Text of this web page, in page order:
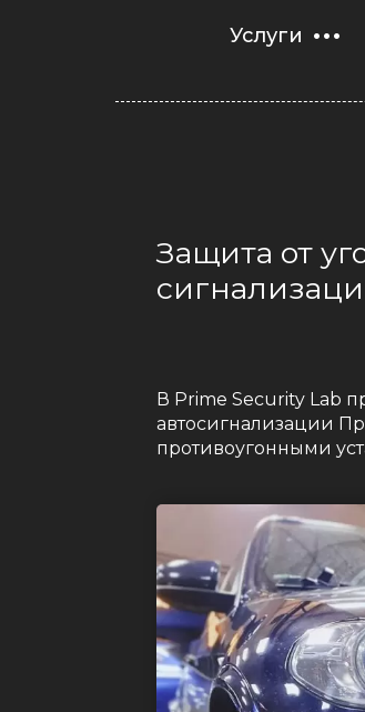
Услуги
Защита от
В Prime Security Lab
автосигнализации
противоугонными